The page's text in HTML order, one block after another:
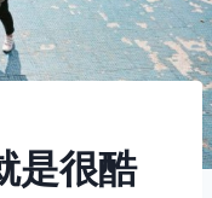
是很酷